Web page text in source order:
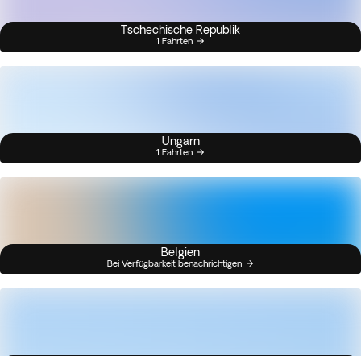
Tschechische Republik
1 Fahrten
Ungarn
1 Fahrten
Belgien
Bei Verfügbarkeit benachrichtigen